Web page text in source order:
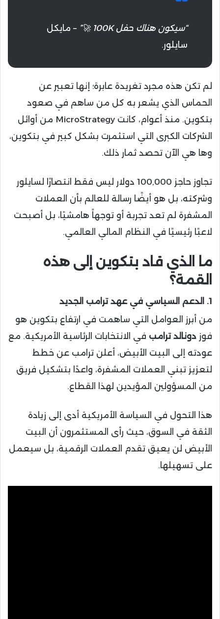
“سيكون هناك حفل 100K 🚀”
– مايكل
سايلور.
لم تكن هذه مجرد تغريدة عابرة؛ إنها تعبير عن
الحماس الذي يشعر به كل من ساهم في صعود
بتكوين. منذ أعوام، كانت MicroStrategy من أوائل
الشركات الكبرى التي استثمرت بشكل كبير في بتكوين،
وها هي الآن تحصد ثمار ذلك.
تجاوز حاجز 100,000 دولار ليس فقط انتصارًا لسايلور
وشركته، بل هو أيضًا رسالة للعالم بأن العملات
المشفرة لم تعد تجربة أو توجهاً هامشيًا، بل أصبحت
لاعبًا رئيسيًا في النظام المالي العالمي.
ما الذي قاد بتكوين إلى هذه
القمة؟
1. الدعم السياسي في عهد ترامب الجديد
من أبرز العوامل التي ساهمت في ارتفاع بتكوين هو
فوز دونالد ترامب في الانتخابات الرئاسية الأمريكية. مع
عودته إلى البيت الأبيض، أعلن ترامب عن خطط
لتعزيز تبني العملات المشفرة، واعدًا بتشكيل فريق
من المسؤولين المؤيدين لهذا القطاع.
هذا التحول في السياسة الأمريكية أدى إلى زيادة
الثقة في السوق، حيث رأى المستثمرون أن البيت
الأبيض لن يعيق تقدم العملات الرقمية، بل سيعمل
على تسهيلها.